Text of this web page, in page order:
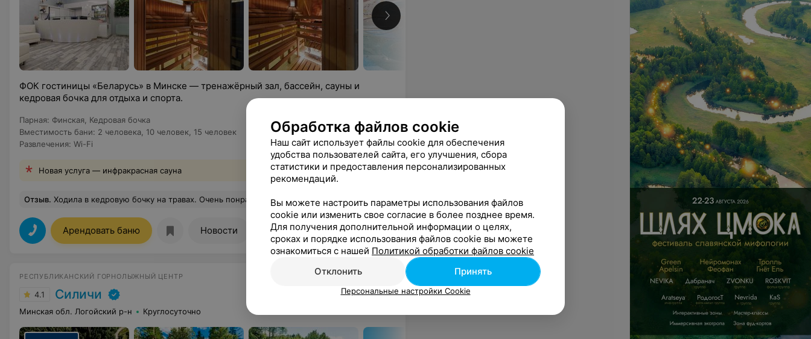
Подробнее
ФОК гостиницы «Беларусь» в Минске — тренажёрный зал, бассейн, сауны и
кедровая бочка для отдыха и спорта.
Парная: Финская Кедровая бочка
Вместимость бани: 2 человека 10 человек 15 человек
Развлечения: Wi-Fi
Новая услуга — инфракрасная сауна
Отзыв. Ходила в кедровую бочку на травах. Очень понравился эффект от процедуры. После бочки угостили травяным чаем, время посидеть немного "остыть" и отдохнуть. Еще
Арендовать баню Новости Отзывы8 Все цены
РЕСПУБЛИКАНСКИЙ ГОРНОЛЫЖНЫЙ ЦЕНТР
4.1 Силичи
Минская обл. Логойский р-н Круглосуточно
Обработка файлов cookie
Наш сайт использует файлы cookie для обеспечения
удобства пользователей сайта, его улучшения, сбора
статистики и предоставления персонализированных
рекомендаций.
Вы можете настроить параметры использования файлов
cookie или изменить свое согласие в более позднее время.
Для получения дополнительной информации о целях,
сроках и порядке использования файлов cookie вы можете
ознакомиться с нашей Политикой обработки файлов cookie
Отклонить
Принять
Персональные настройки Cookie